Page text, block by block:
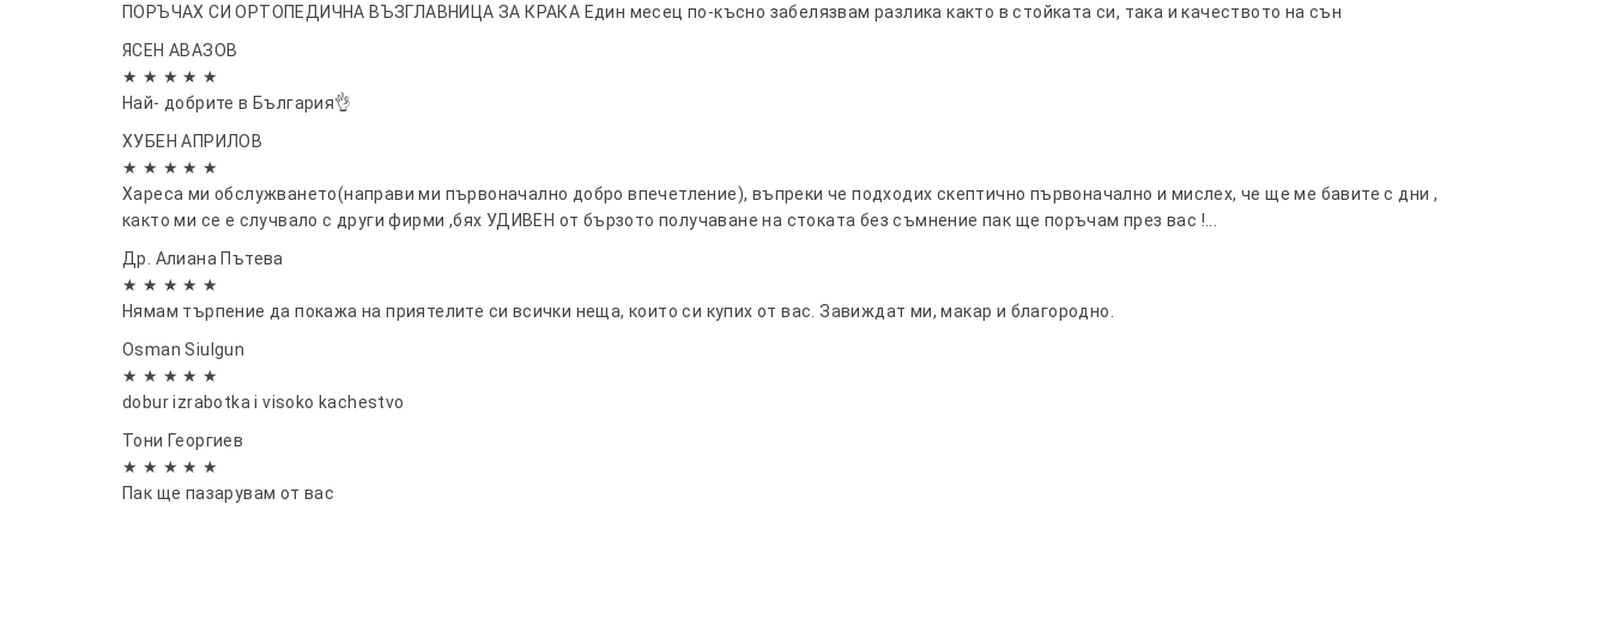
ПОРЪЧАХ СИ ОРТОПЕДИЧНА ВЪЗГЛАВНИЦА ЗА КРАКА Един месец по-късно забелязвам разлика както в стойката си, така и качеството на сън
ЯСЕН АВАЗОВ
★ ★ ★ ★ ★
Най- добрите в България👌
ХУБЕН АПРИЛОВ
★ ★ ★ ★ ★
Хареса ми обслужването(направи ми първоначално добро впечетление), въпреки че подходих скептично първоначално и мислех, че ще ме бавите с дни ,
както ми се е случвало с други фирми ,бях УДИВЕН от бързото получаване на стоката без съмнение пак ще поръчам през вас !...
Др. Алиана Пътева
★ ★ ★ ★ ★
Нямам търпение да покажа на приятелите си всички неща, които си купих от вас. Завиждат ми, макар и благородно.
Osman Siulgun
★ ★ ★ ★ ★
dobur izrabotka i visoko kachestvo
Тони Георгиев
★ ★ ★ ★ ★
Пак ще пазарувам от вас